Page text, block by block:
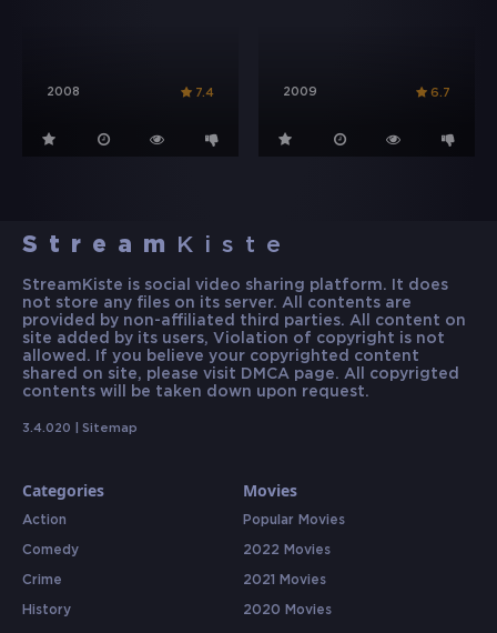
2008 7.4 2009 6.7
Stream Kiste
StreamKiste is social video sharing platform. It does
not store any files on its server. All contents are
provided by non-affiliated third parties. All content on
site added by its users, Violation of copyright is not
allowed. If you believe your copyrighted content
shared on site, please visit DMCA page. All copyrigted
contents will be taken down upon request.
3.4.020 | Sitemap
Categories
Action
Comedy
Crime
History
Movies
Popular Movies
2022 Movies
2021 Movies
2020 Movies